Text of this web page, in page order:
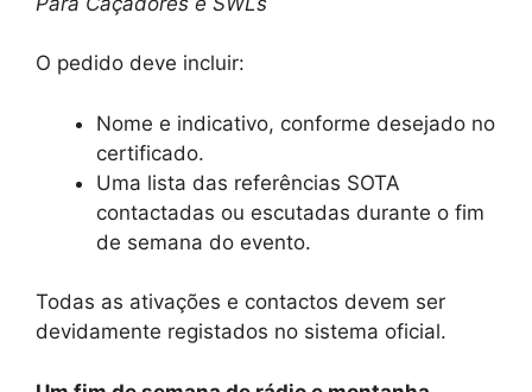
O pedido deve incluir:
Nome e indicativo, conforme desejado no
certificado.
Uma lista das referências SOTA
contactadas ou escutadas durante o fim
de semana do evento.
Todas as ativações e contactos devem ser
devidamente registados no sistema oficial.